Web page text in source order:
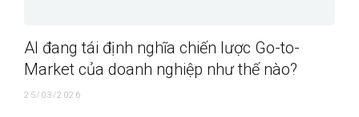
AI đang tái định nghĩa chiến lược Go-to-
Market của doanh nghiệp như thế nào?
25/03/2026